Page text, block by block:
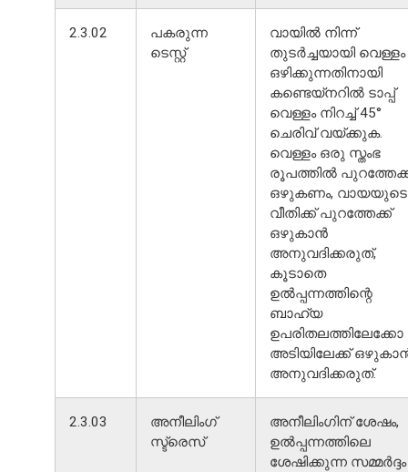
2.3.02
പകരുന്ന
ടെസ്റ്റ്
വായിൽ നിന്ന്
തുടർച്ചയായി വെള്ളം
ഒഴിക്കുന്നതിനായി
കണ്ടെയ്നറിൽ ടാപ്പ്
വെള്ളം നിറച്ച് 45°
ചെരിവ് വയ്ക്കുക.
വെള്ളം ഒരു സ്തംഭ
രൂപത്തിൽ
ഒഴുകണം, വായയുടെ
വീതിക്ക് പുറത്തേക്ക്
ഒഴുകാൻ
അനുവദിക്കരുത്,
കൂടാതെ
ഉൽപ്പന്നത്തിന്റെ
ബാഹ്യ
ഉപരിതലത്തിലേക്കോ
അടിയിലേക്ക്
അനുവദിക്കരുത്.
2.3.03
അനീലിംഗ്
സ്ട്രെസ്
അനീലിംഗിന് ശേഷം,
ഉൽപ്പന്നത്തിലെ
ശേഷിക്കുന്ന സമ്മർദ്ദം